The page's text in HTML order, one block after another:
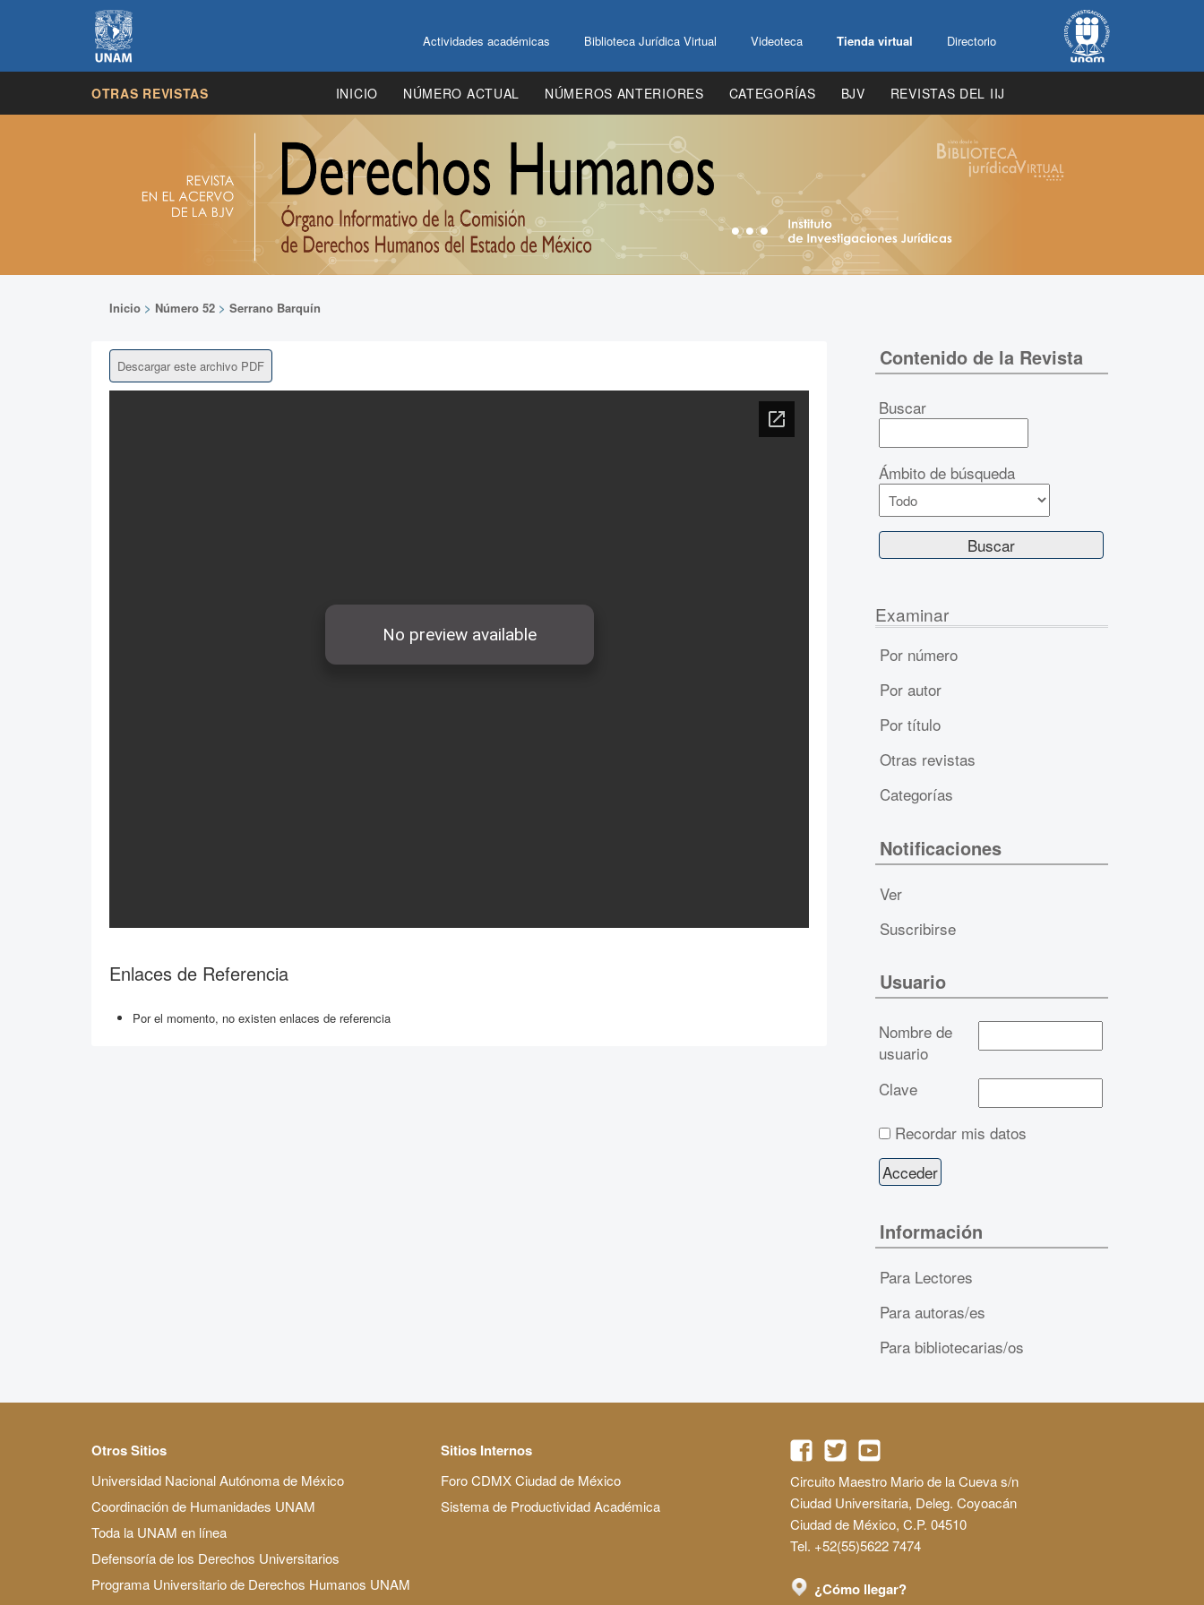
Actividades académicas Biblioteca Jurídica Virtual Videoteca Tienda virtual Directorio
OTRAS REVISTAS INICIO NÚMERO ACTUAL NÚMEROS ANTERIORES CATEGORÍAS BJV REVISTAS DEL IIJ
Inicio > Número 52 > Serrano Barquín
Descargar este archivo PDF
Enlaces de Referencia
Por el momento, no existen enlaces de referencia
Contenido de la Revista
Buscar
Ámbito de búsqueda
Examinar
Por número
Por autor
Por título
Otras revistas
Categorías
Notificaciones
Ver
Suscribirse
Usuario
Nombre de
usuario
Clave
Recordar mis datos
Información
Para Lectores
Para autoras/es
Para bibliotecarias/os
Otros Sitios
Universidad Nacional Autónoma de México
Coordinación de Humanidades UNAM
Toda la UNAM en línea
Defensoría de los Derechos Universitarios
Programa Universitario de Derechos Humanos UNAM
Sitios Internos
Foro CDMX Ciudad de México
Sistema de Productividad Académica
Circuito Maestro Mario de la Cueva s/n
Ciudad Universitaria, Deleg. Coyoacán
Ciudad de México, C.P. 04510
Tel. +52(55)5622 7474
¿Cómo llegar?